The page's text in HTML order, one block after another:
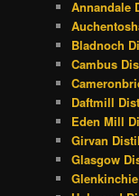
Annandale
Bladnoch
Cambus
Daftmill
Eden Mill
Girvan
Glasgow